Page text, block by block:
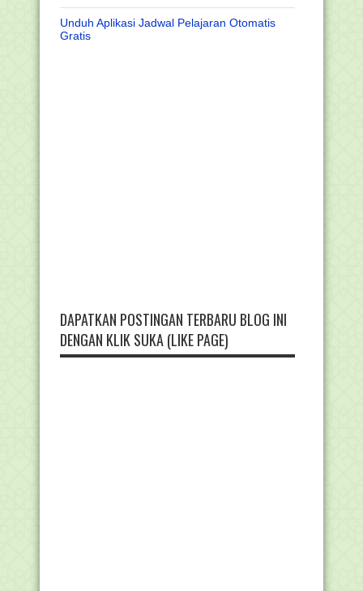
Unduh Aplikasi Jadwal Pelajaran Otomatis
Gratis
DAPATKAN POSTINGAN TERBARU BLOG INI
DENGAN KLIK SUKA (LIKE PAGE)